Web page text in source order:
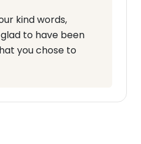
kind words,
to have been
you chose to